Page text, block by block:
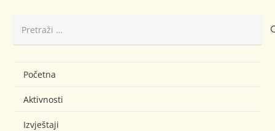
Početna
Aktivnosti
Izvještaji